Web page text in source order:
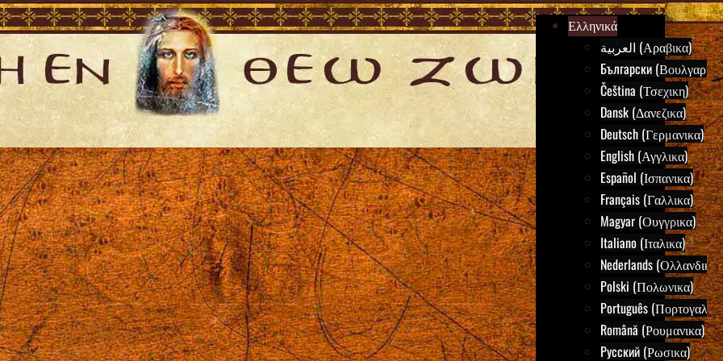
Ελληνικά
العربية (Αραβικα)
Български
Čeština (Τσεχικη)
Dansk (Δανεζικα)
Deutsch (Γερμανικα)
English (Αγγλικα)
Español (Ισπανικα)
Français (Γαλλικα)
Magyar (Ουγγρικα)
Italiano (Ιταλικα)
Nederlands (Ολλανδικα)
Polski (Πολωνικα)
Português
Română (Ρουμανικα)
Русский (Ρωσικα)